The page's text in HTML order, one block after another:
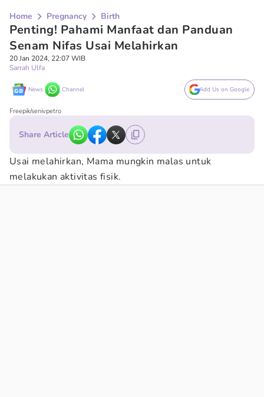
Home Pregnancy Birth
Penting! Pahami Manfaat dan Panduan
Senam Nifas Usai Melahirkan
20 Jan 2024, 22:07 WIB
Sarrah Ulfa
News Channel Add Us on Google
Freepik/senivpetro
Share Article
Usai melahirkan, Mama mungkin malas untuk
melakukan aktivitas fisik.